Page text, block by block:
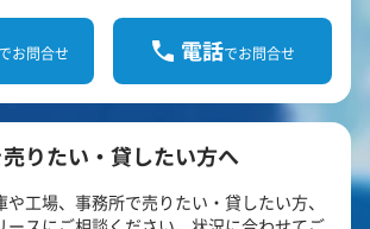
お問合せ 電話でお問合せ
りたい・貸したい方へ
工場、事務所で売りたい・貸したい方、